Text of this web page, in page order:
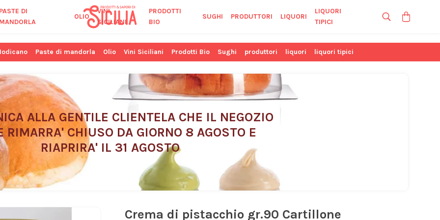
PASTE DI
MANDORLA
OLIO
VINI
SICILIANI
PRODOTTI
BIO
SUGHI PRODUTTORI LIQUORI
LIQUORI
TIPICI
Paste di mandorla Olio Vini Siciliani Prodotti Bio Sughi produttori liquori liquori tipici
ALLA GENTILE CLIENTELA CHE IL NEGOZIO
RIMARRA' CHIUSO DA GIORNO 8 AGOSTO E
RIAPRIRA' IL 31 AGOSTO
Crema di pistacchio gr.90 Cartillone